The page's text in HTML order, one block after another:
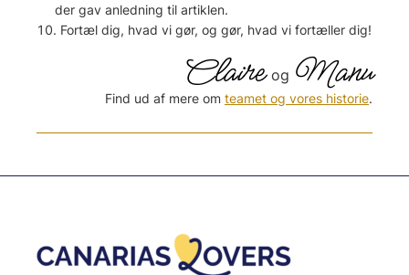
der gav anledning til artiklen.
Fortæl dig, hvad vi gør, og gør, hvad vi fortæller dig!
Claire og Manu
Find ud af mere om teamet og vores historie.
Footer